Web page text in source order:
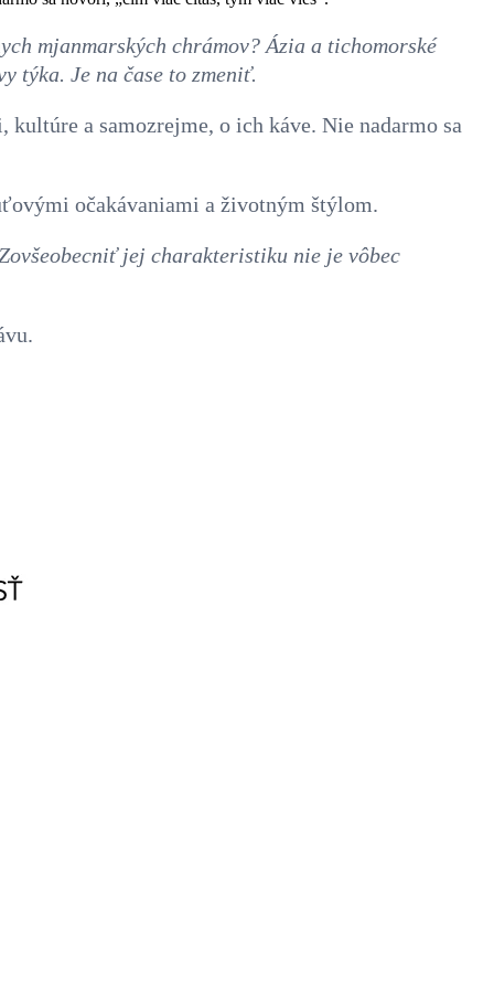
mjanmarských chrámov? Ázia a tichomorské
týka. Je na čase to zmeniť.
a samozrejme, o ich káve. Nie nadarmo sa
očakávaniami a životným štýlom.
jej charakteristiku nie je vôbec